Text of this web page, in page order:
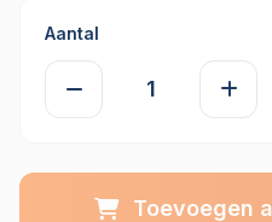
Aantal
Toevoegen